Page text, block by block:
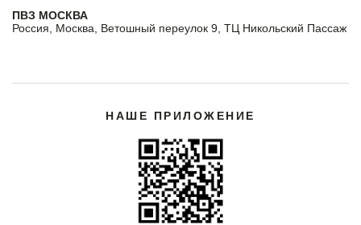
ПВЗ МОСКВА
Россия, Москва, Ветошный переулок 9, ТЦ Никольский Пассаж
НАШЕ ПРИЛОЖЕНИЕ